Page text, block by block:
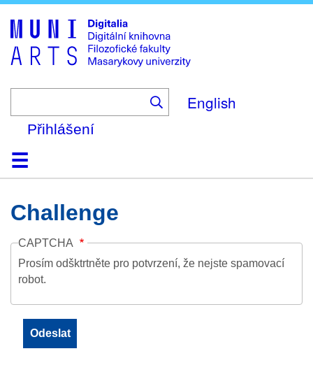
to
main
content
English
Přihlášení
DomůKolekce
Prohlížení
Vyhledávání
O platformě
Nápověda
KontaktDigitalia
Challenge
CAPTCHA
Prosím odšktrtněte pro potvrzení, že nejste spamovací
robot.